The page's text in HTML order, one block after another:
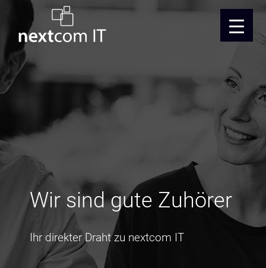
Wir sind gute Zuhörer
Ihr direkter Draht zu nextcom IT